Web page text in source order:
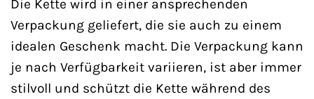
Die Kette wird in einer ansprechenden
Verpackung geliefert, die sie auch zu einem
idealen Geschenk macht. Die Verpackung kann
je nach Verfügbarkeit variieren, ist aber immer
stilvoll und schützt die Kette während des